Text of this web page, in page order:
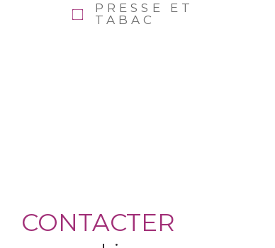
PRESSE ET
TABAC
CONTACTER